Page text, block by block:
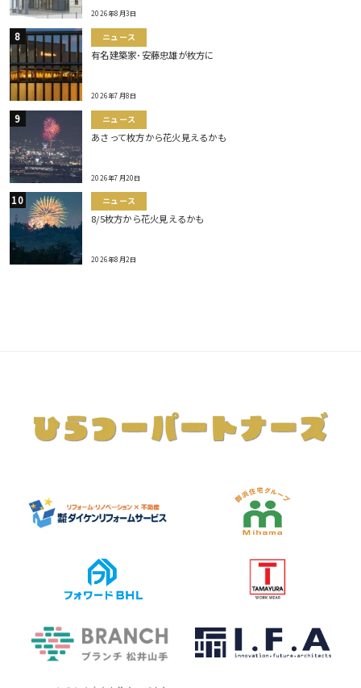
2026年8月3日
ニュース
有名建築家･安藤忠雄が枚方に
2026年7月8日
ニュース
あさって枚方から花火見えるかも
2026年7月20日
ニュース
8/5枚方から花火見えるかも
2026年8月2日